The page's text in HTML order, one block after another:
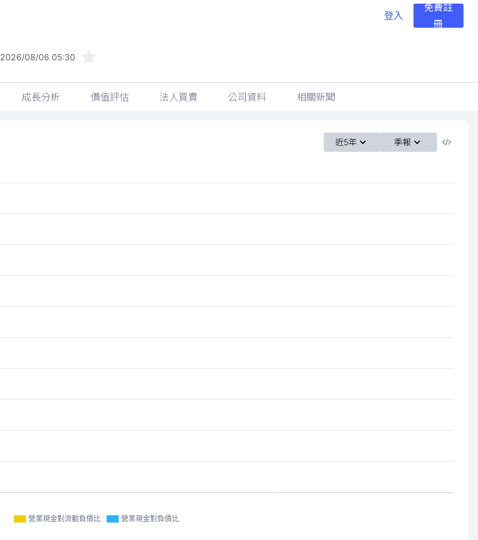
登入
免費註
冊
2026/08/06 05:30
成長分析 價值評估 法人買賣 公司資料 相關新聞
近5年 季報
營業現金對流動負債比 營業現金對負債比